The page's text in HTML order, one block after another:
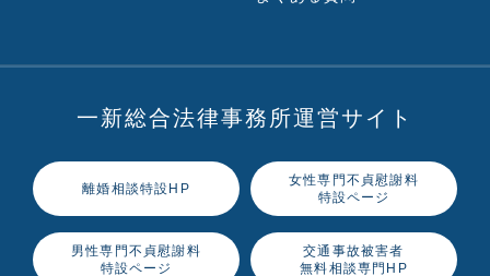
一新総合法律事務所運営サイト
離婚相談特設HP
女性専門不貞慰謝料
特設ページ
男性専門不貞慰謝料
特設ページ
交通事故被害者
無料相談専門HP